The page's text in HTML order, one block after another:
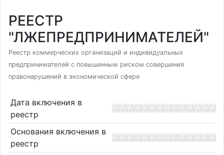
РЕЕСТР
"ЛЖЕПРЕДПРИНИМАТЕЛЕЙ"
Реестр коммерческих организаций и индивидуальных
предпринимателей с повышенным риском совершения
правонарушений в экономической сфере
Дата включения в
реестр
Основания включения в
реестр